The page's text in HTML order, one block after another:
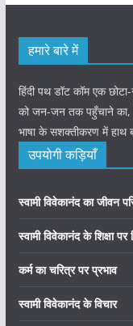
हमारे बारे में
हिंदी पथ डॉट कॉम एक
को जन-जन तक पहुँचाने का,
भाषा के सशक्तीकरण में हाथ
उपयोगी कड़ियाँ
स्वामी विवेकानंद का जीवन
स्वामी विवेकानंद के शिक्षा पर
कर्म का चरित्र पर प्रभाव
स्वामी विवेकानंद के विचार